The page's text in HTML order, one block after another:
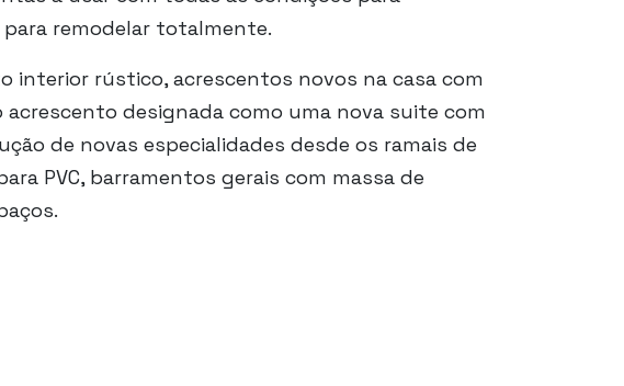
para remodelar totalmente.
rústico, acrescentos novos na casa com
designada como uma nova suite com
de novas especialidades desde os ramais de
PVC, barramentos gerais com massa de